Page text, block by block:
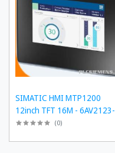
SIMATIC HMI MTP1200
12inch TFT 16M - 6AV2123-
3MB32-0AW0
(0)